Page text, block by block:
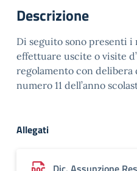
Descrizione
Di seguito sono presenti i
effettuare uscite o visite
regolamento con delibera
numero 11 dell’anno
Allegati